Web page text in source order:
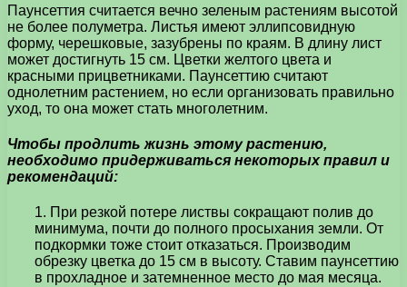
Паунсеттия считается вечно зеленым растениям высотой
не более полуметра. Листья имеют эллипсовидную
форму, черешковые, зазубрены по краям. В длину лист
может достигнуть 15 см. Цветки желтого цвета и
красными прицветниками. Паунсеттию считают
однолетним растением, но если организовать правильно
уход, то она может стать многолетним.
Чтобы продлить жизнь этому растению,
необходимо придерживаться некоторых правил и
рекомендаций:
1. При резкой потере листвы сокращают полив до
минимума, почти до полного просыхания земли. От
подкормки тоже стоит отказаться. Производим
обрезку цветка до 15 см в высоту. Ставим паунсеттию
в прохладное и затемненное место до мая месяца.